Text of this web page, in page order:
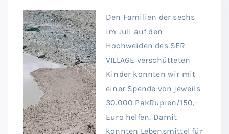
Den Familien der sechs
im Juli auf den
Hochweiden des SER
VILLAGE verschütteten
Kinder konnten wir mit
einer Spende von jeweils
30.000 PakRupien/150,-
Euro helfen. Damit
konnten Lebensmittel für